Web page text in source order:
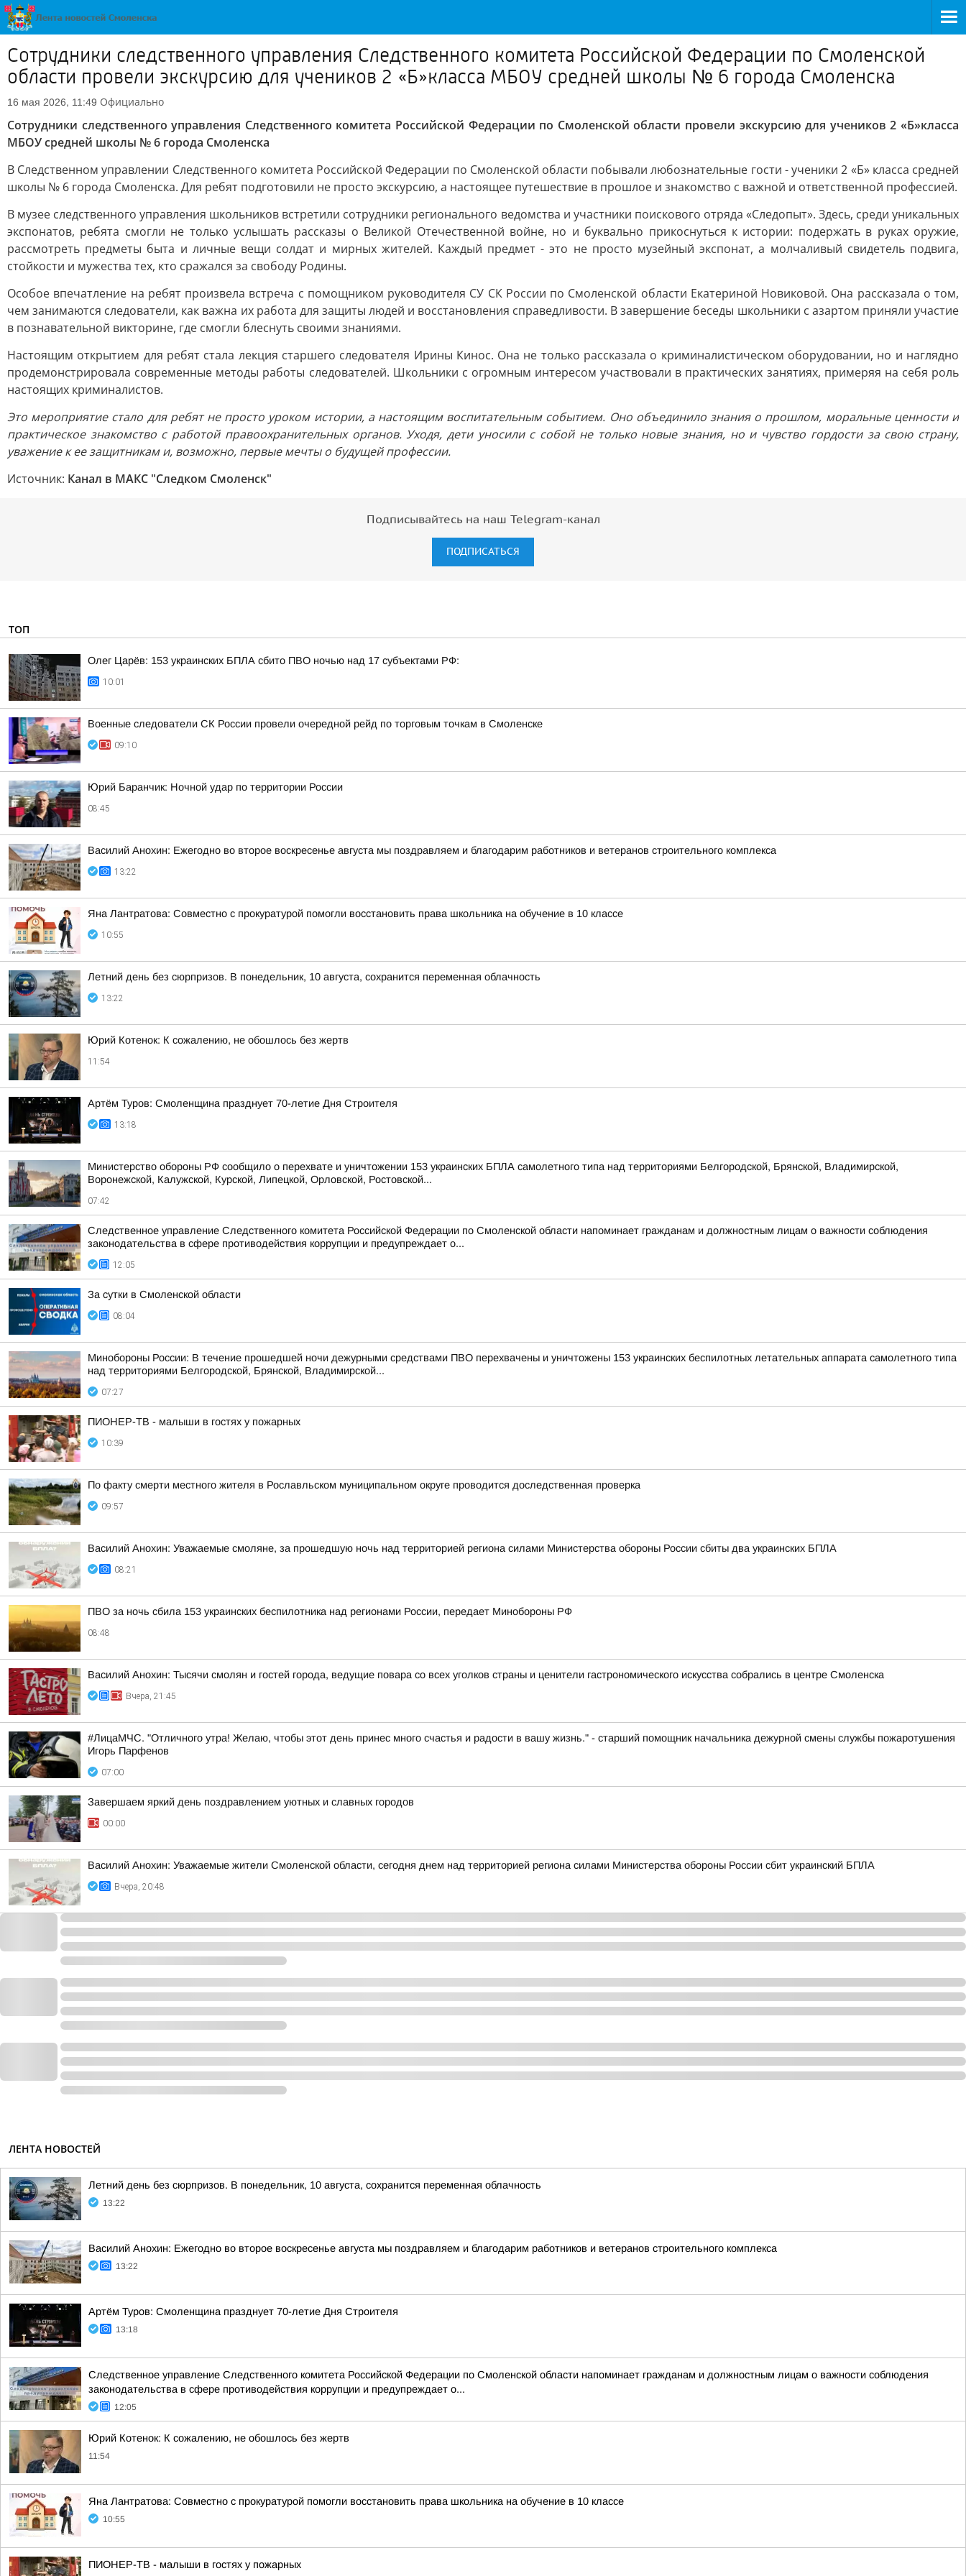
Сотрудники следственного управления Следственного комитета Российской Федерации по Смоленской
области провели экскурсию для учеников 2 «Б»класса МБОУ средней школы № 6 города Смоленска
16 мая 2026, 11:49 Официально
Сотрудники следственного управления Следственного комитета Российской Федерации по Смоленской области провели экскурсию для учеников 2 «Б»класса
МБОУ средней школы № 6 города Смоленска
В Следственном управлении Следственного комитета Российской Федерации по Смоленской области побывали любознательные гости - ученики 2 «Б» класса средней
школы № 6 города Смоленска. Для ребят подготовили не просто экскурсию, а настоящее путешествие в прошлое и знакомство с важной и ответственной профессией.
В музее следственного управления школьников встретили сотрудники регионального ведомства и участники поискового отряда «Следопыт». Здесь, среди уникальных
экспонатов, ребята смогли не только услышать рассказы о Великой Отечественной войне, но и буквально прикоснуться к истории: подержать в руках оружие,
рассмотреть предметы быта и личные вещи солдат и мирных жителей. Каждый предмет - это не просто музейный экспонат, а молчаливый свидетель подвига,
стойкости и мужества тех, кто сражался за свободу Родины.
Особое впечатление на ребят произвела встреча с помощником руководителя СУ СК России по Смоленской области Екатериной Новиковой. Она рассказала о том,
чем занимаются следователи, как важна их работа для защиты людей и восстановления справедливости. В завершение беседы школьники с азартом приняли участие
в познавательной викторине, где смогли блеснуть своими знаниями.
Настоящим открытием для ребят стала лекция старшего следователя Ирины Кинос. Она не только рассказала о криминалистическом оборудовании, но и наглядно
продемонстрировала современные методы работы следователей. Школьники с огромным интересом участвовали в практических занятиях, примеряя на себя роль
настоящих криминалистов.
Это мероприятие стало для ребят не просто уроком истории, а настоящим воспитательным событием. Оно объединило знания о прошлом, моральные ценности и
практическое знакомство с работой правоохранительных органов. Уходя, дети уносили с собой не только новые знания, но и чувство гордости за свою страну,
уважение к ее защитникам и, возможно, первые мечты о будущей профессии.
Источник: Канал в МАКС "Следком Смоленск"
Подписывайтесь на наш Telegram-канал
ПОДПИСАТЬСЯ
ТОП
Олег Царёв: 153 украинских БПЛА сбито ПВО ночью над 17 субъектами РФ:
10:01
Военные следователи СК России провели очередной рейд по торговым точкам в Смоленске
09:10
Юрий Баранчик: Ночной удар по территории России
08:45
Василий Анохин: Ежегодно во второе воскресенье августа мы поздравляем и благодарим работников и ветеранов строительного комплекса
13:22
Яна Лантратова: Совместно с прокуратурой помогли восстановить права школьника на обучение в 10 классе
10:55
Летний день без сюрпризов. В понедельник, 10 августа, сохранится переменная облачность
13:22
Юрий Котенок: К сожалению, не обошлось без жертв
11:54
Артём Туров: Смоленщина празднует 70-летие Дня Строителя
13:18
Министерство обороны РФ сообщило о перехвате и уничтожении 153 украинских БПЛА самолетного типа над территориями Белгородской, Брянской, Владимирской,
Воронежской, Калужской, Курской, Липецкой, Орловской, Ростовской...
07:42
Следственное управление Следственного комитета Российской Федерации по Смоленской области напоминает гражданам и должностным лицам о важности соблюдения
законодательства в сфере противодействия коррупции и предупреждает о...
12:05
За сутки в Смоленской области
08:04
Минобороны России: В течение прошедшей ночи дежурными средствами ПВО перехвачены и уничтожены 153 украинских беспилотных летательных аппарата самолетного типа
над территориями Белгородской, Брянской, Владимирской...
07:27
ПИОНЕР-ТВ - малыши в гостях у пожарных
10:39
По факту смерти местного жителя в Рославльском муниципальном округе проводится доследственная проверка
09:57
Василий Анохин: Уважаемые смоляне, за прошедшую ночь над территорией региона силами Министерства обороны России сбиты два украинских БПЛА
08:21
ПВО за ночь сбила 153 украинских беспилотника над регионами России, передает Минобороны РФ
08:48
Василий Анохин: Тысячи смолян и гостей города, ведущие повара со всех уголков страны и ценители гастрономического искусства собрались в центре Смоленска
Вчера, 21:45
#ЛицаМЧС. "Отличного утра! Желаю, чтобы этот день принес много счастья и радости в вашу жизнь." - старший помощник начальника дежурной смены службы пожаротушения
Игорь Парфенов
07:00
Завершаем яркий день поздравлением уютных и славных городов
00:00
Василий Анохин: Уважаемые жители Смоленской области, сегодня днем над территорией региона силами Министерства обороны России сбит украинский БПЛА
Вчера, 20:48
ЛЕНТА НОВОСТЕЙ
Летний день без сюрпризов. В понедельник, 10 августа, сохранится переменная облачность
13:22
Василий Анохин: Ежегодно во второе воскресенье августа мы поздравляем и благодарим работников и ветеранов строительного комплекса
13:22
Артём Туров: Смоленщина празднует 70-летие Дня Строителя
13:18
Следственное управление Следственного комитета Российской Федерации по Смоленской области напоминает гражданам и должностным лицам о важности соблюдения
законодательства в сфере противодействия коррупции и предупреждает о...
12:05
Юрий Котенок: К сожалению, не обошлось без жертв
11:54
Яна Лантратова: Совместно с прокуратурой помогли восстановить права школьника на обучение в 10 классе
10:55
ПИОНЕР-ТВ - малыши в гостях у пожарных